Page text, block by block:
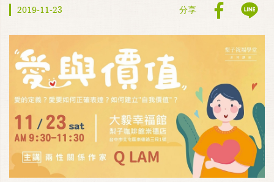
2019-11-23 分享